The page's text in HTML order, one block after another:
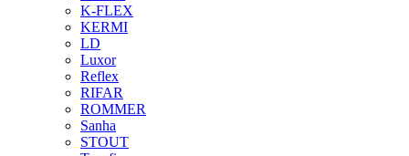
K-FLEX
KERMI
LD
Luxor
Reflex
RIFAR
ROMMER
Sanha
STOUT